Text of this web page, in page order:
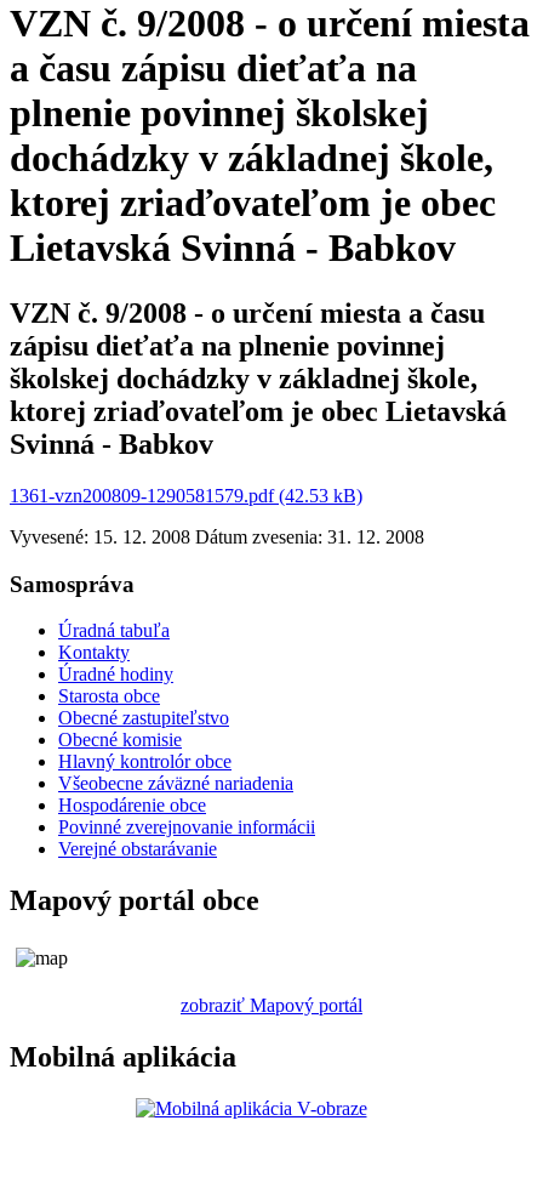
VZN č. 9/2008 - o určení miesta
a času zápisu dieťaťa na
plnenie povinnej školskej
dochádzky v základnej škole,
ktorej zriaďovateľom je obec
Lietavská Svinná - Babkov
VZN č. 9/2008 - o určení miesta a času
zápisu dieťaťa na plnenie povinnej
školskej dochádzky v základnej škole,
ktorej zriaďovateľom je obec Lietavská
Svinná - Babkov
1361-vzn200809-1290581579.pdf (42.53 kB)
Vyvesené: 15. 12. 2008 Dátum zvesenia: 31. 12. 2008
Samospráva
Úradná tabuľa
Kontakty
Úradné hodiny
Starosta obce
Obecné zastupiteľstvo
Obecné komisie
Hlavný kontrolór obce
Všeobecne záväzné nariadenia
Hospodárenie obce
Povinné zverejnovanie informácii
Verejné obstarávanie
Mapový portál obce
zobraziť Mapový portál
Mobilná aplikácia